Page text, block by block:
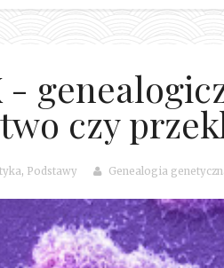
czy
, Podstawy Genealogia